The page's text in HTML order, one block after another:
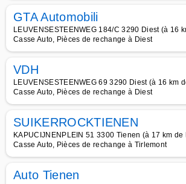
GTA Automobili
LEUVENSESTEENWEG 184/C 3290 Diest (à 16
Casse Auto, Pièces de rechange à Diest
VDH
LEUVENSESTEENWEG 69 3290 Diest (à 16 km
Casse Auto, Pièces de rechange à Diest
SUIKERROCKTIENEN
KAPUCIJNENPLEIN 51 3300 Tienen (à 17 km de
Casse Auto, Pièces de rechange à Tirlemont
Auto Tienen